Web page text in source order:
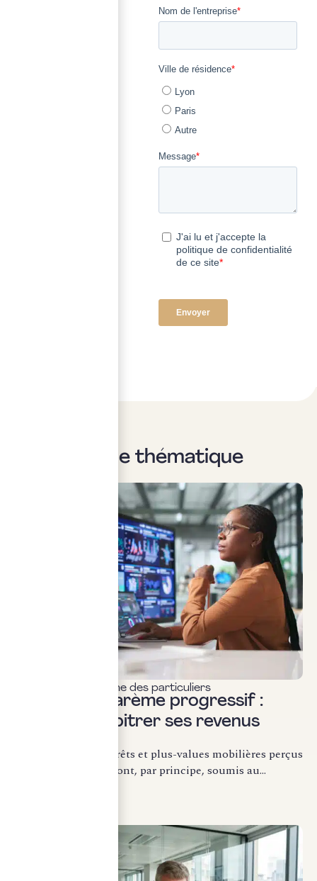
Sur la même thématique
Fiscalité & patrimoine des particuliers
Flat tax ou barème progressif :
comment arbitrer ses revenus
Les dividendes, intérêts et plus-values mobilières perçus
par les particuliers sont, par principe, soumis au...